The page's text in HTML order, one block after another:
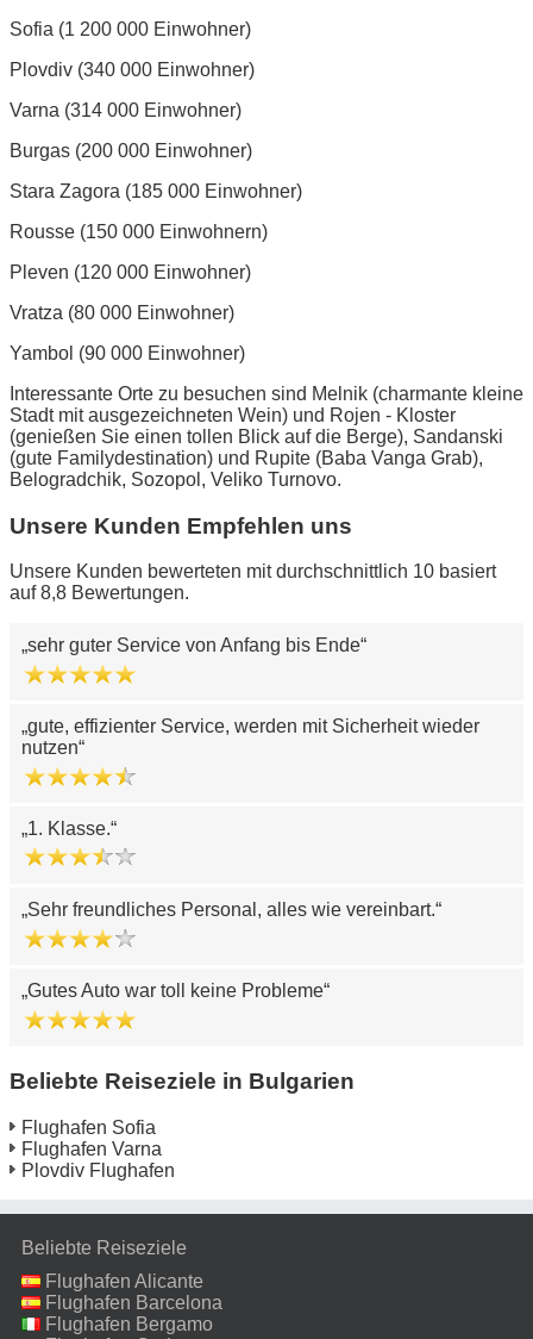
Sofia (1 200 000 Einwohner)
Plovdiv (340 000 Einwohner)
Varna (314 000 Einwohner)
Burgas (200 000 Einwohner)
Stara Zagora (185 000 Einwohner)
Rousse (150 000 Einwohnern)
Pleven (120 000 Einwohner)
Vratza (80 000 Einwohner)
Yambol (90 000 Einwohner)
Interessante Orte zu besuchen sind Melnik (charmante kleine
Stadt mit ausgezeichneten Wein) und Rojen - Kloster
(genießen Sie einen tollen Blick auf die Berge), Sandanski
(gute Familydestination) und Rupite (Baba Vanga Grab),
Belogradchik, Sozopol, Veliko Turnovo.
Unsere Kunden Empfehlen uns
Unsere Kunden bewerteten mit durchschnittlich 10 basiert
auf 8,8 Bewertungen.
sehr guter Service von Anfang bis Ende
gute, effizienter Service, werden mit Sicherheit wieder
nutzen
1. Klasse.
Sehr freundliches Personal, alles wie vereinbart.
Gutes Auto war toll keine Probleme
Beliebte Reiseziele in Bulgarien
Flughafen Sofia
Flughafen Varna
Plovdiv Flughafen
Beliebte Reiseziele
Flughafen Alicante
Flughafen Barcelona
Flughafen Bergamo